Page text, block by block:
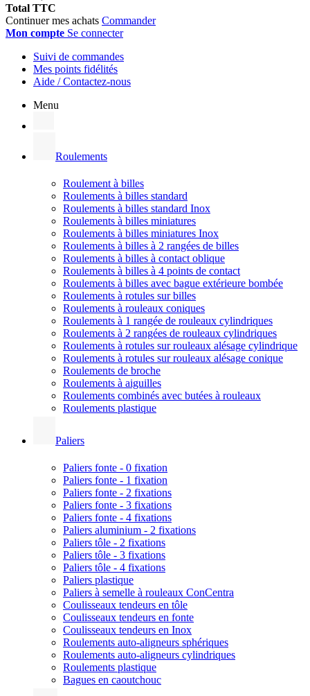
Total TTC
Continuer mes achats Commander
Mon compte Se connecter
Suivi de commandes
Mes points fidélités
Aide / Contactez-nous
Menu
Roulements
Roulement à billes
Roulements à billes standard
Roulements à billes standard Inox
Roulements à billes miniatures
Roulements à billes miniatures Inox
Roulements à billes à 2 rangées de billes
Roulements à billes à contact oblique
Roulements à billes à 4 points de contact
Roulements à billes avec bague extérieure bombée
Roulements à rotules sur billes
Roulements à rouleaux coniques
Roulements à 1 rangée de rouleaux cylindriques
Roulements à 2 rangées de rouleaux cylindriques
Roulements à rotules sur rouleaux alésage cylindrique
Roulements à rotules sur rouleaux alésage conique
Roulements de broche
Roulements à aiguilles
Roulements combinés avec butées à rouleaux
Roulements plastique
Paliers
Paliers fonte - 0 fixation
Paliers fonte - 1 fixation
Paliers fonte - 2 fixations
Paliers fonte - 3 fixations
Paliers fonte - 4 fixations
Paliers aluminium - 2 fixations
Paliers tôle - 2 fixations
Paliers tôle - 3 fixations
Paliers tôle - 4 fixations
Paliers plastique
Paliers à semelle à rouleaux ConCentra
Coulisseaux tendeurs en tôle
Coulisseaux tendeurs en fonte
Coulisseaux tendeurs en Inox
Roulements auto-aligneurs sphériques
Roulements auto-aligneurs cylindriques
Roulements plastique
Bagues en caoutchouc